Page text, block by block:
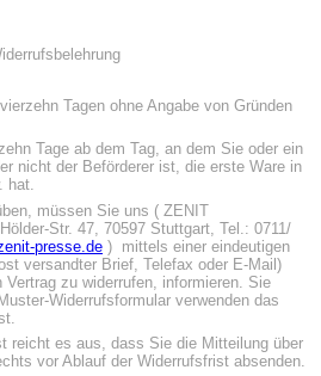
Tagen ohne Angabe von Gründen
Tage ab dem Tag, an dem Sie oder ein
nicht der Beförderer ist, die erste Ware in
hat.
müssen Sie uns ( ZENIT
Str. 47, 70597 Stuttgart, Tel.: 0711/
presse.de ) mittels einer eindeutigen
versandter Brief, Telefax oder E-Mail)
zu widerrufen, informieren. Sie
Widerrufsformular verwenden das
reicht es aus, dass Sie die Mitteilung über
vor Ablauf der Widerrufsfrist absenden.